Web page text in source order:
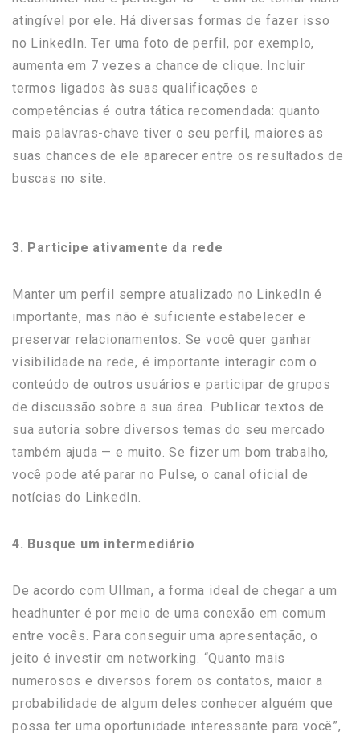
atingível por ele. Há diversas formas de fazer isso
no LinkedIn. Ter uma foto de perfil, por exemplo,
aumenta em 7 vezes a chance de clique. Incluir
termos ligados às suas qualificações e
competências é outra tática recomendada: quanto
mais palavras-chave tiver o seu perfil, maiores as
suas chances de ele aparecer entre os resultados de
buscas no site.
3. Participe ativamente da rede
Manter um perfil sempre atualizado no LinkedIn é
importante, mas não é suficiente estabelecer e
preservar relacionamentos. Se você quer ganhar
visibilidade na rede, é importante interagir com o
conteúdo de outros usuários e participar de grupos
de discussão sobre a sua área. Publicar textos de
sua autoria sobre diversos temas do seu mercado
também ajuda — e muito. Se fizer um bom trabalho,
você pode até parar no Pulse, o canal oficial de
notícias do LinkedIn.
4. Busque um intermediário
De acordo com Ullman, a forma ideal de chegar a um
headhunter é por meio de uma conexão em comum
entre vocês. Para conseguir uma apresentação, o
jeito é investir em networking. “Quanto mais
numerosos e diversos forem os contatos, maior a
probabilidade de algum deles conhecer alguém que
possa ter uma oportunidade interessante para você”,